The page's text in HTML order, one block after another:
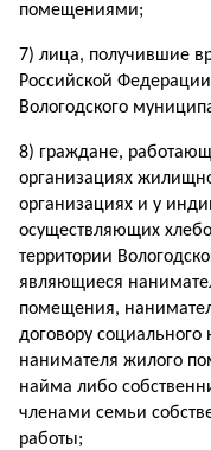
помещениями;
7) лица, получившие
Российской
Вологодского
8) граждане,
организациях
организациях и у
осуществляющих
территории
являющиеся
помещения,
договору
нанимателя жилого
найма либо
членами семьи
работы;